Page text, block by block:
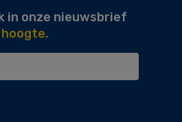
in onze nieuwsbrief